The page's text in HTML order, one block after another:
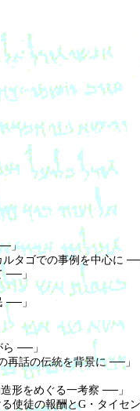
」
タゴでの事例を中心に ──
──」
──」
──」
話の伝統を背景に ──」
形をめぐる一考察 ──」
使徒の報酬とG・タイセ